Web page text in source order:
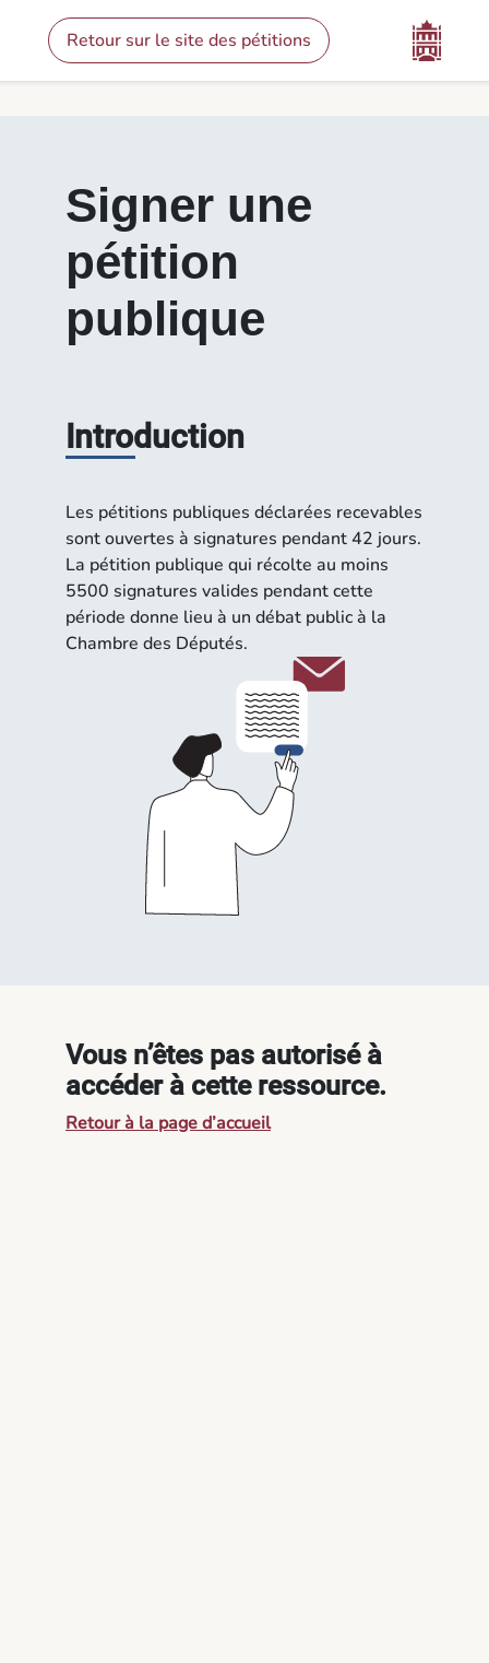
Signer une pétition - Pétitions
Retour sur le site des pétitions
Signer une
pétition
publique
Introduction
Les pétitions publiques déclarées recevables
sont ouvertes à signatures pendant 42 jours.
La pétition publique qui récolte au moins
5500 signatures valides pendant cette
période donne lieu à un débat public à la
Chambre des Députés.
Vous n’êtes pas autorisé à
accéder à cette ressource.
Retour à la page d’accueil